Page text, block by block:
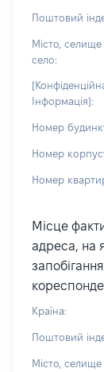
Поштовий
Місто, селище
село:
Інформація]:
Номер
Номер
Номер
Місце
адреса, на
Країна:
Поштовий
Місто, селище